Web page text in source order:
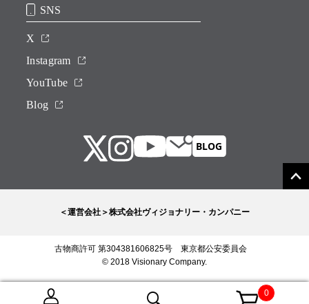
SNS
X
Instagram
YouTube
Blog
＜運営会社＞株式会社ヴィジョナリー・カンパニー
古物商許可 第304381606825号 東京都公安委員会
© 2018 Visionary Company.
0